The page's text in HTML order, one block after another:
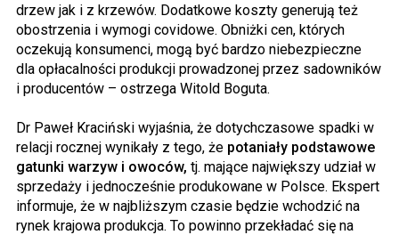
drzew jak i z krzewów. Dodatkowe koszty generują też
obostrzenia i wymogi covidowe. Obniżki cen, których
oczekują konsumenci, mogą być bardzo niebezpieczne
dla opłacalności produkcji prowadzonej przez sadowników
i producentów – ostrzega Witold Boguta.
Dr Paweł Kraciński wyjaśnia, że dotychczasowe spadki w
relacji rocznej wynikały z tego, że potaniały podstawowe
gatunki warzyw i owoców, tj. mające największy udział w
sprzedaży i jednocześnie produkowane w Polsce. Ekspert
informuje, że w najbliższym czasie będzie wchodzić na
rynek krajowa produkcja. To powinno przekładać się na